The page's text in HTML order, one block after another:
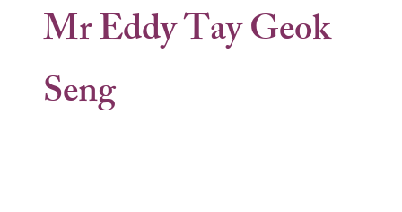
Mr Eddy Tay Geok
Seng